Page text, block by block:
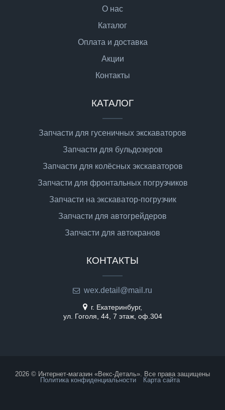
О нас
Каталог
Оплата и доставка
Акции
Контакты
КАТАЛОГ
Запчасти для гусеничных экскаваторов
Запчасти для бульдозеров
Запчасти для колёсных экскаваторов
Запчасти для фронтальных погрузчиков
Запчасти на экскаватор-погрузчик
Запчасти для автогрейдеров
Запчасти для автокранов
КОНТАКТЫ
wex.detail@mail.ru
г. Екатеринбург,
ул. Гоголя, 44, 7 этаж, оф.304
2026 © Интернет-магазин «Векс-Деталь». Все права защищены
Политика конфиденциальности
Карта сайта